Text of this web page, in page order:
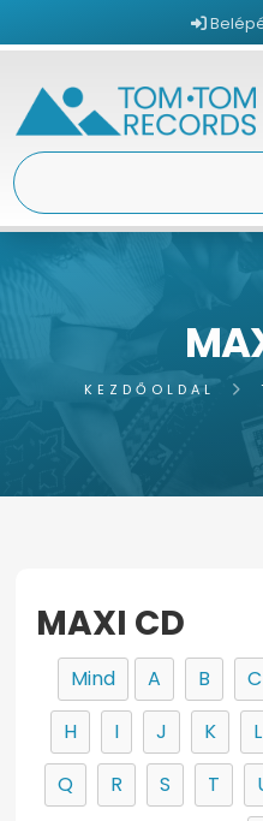
KEZDŐOLDAL
MAXI CD
Mind A B C
H
I J K L
Q
R S T